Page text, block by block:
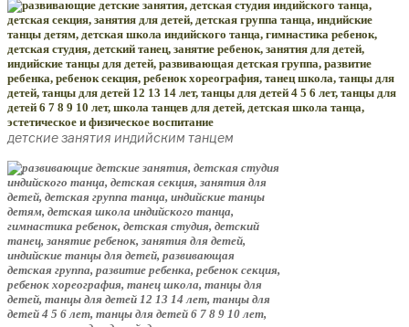
детские занятия индийским танцем